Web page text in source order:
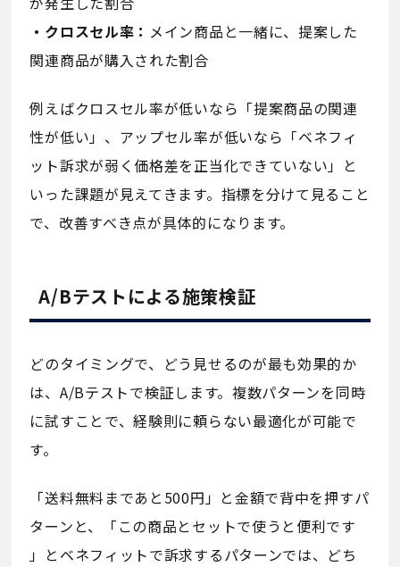
・クロスセル率： メイン商品と一緒に、提案した
関連商品が購入された割合
例えばクロスセル率が低いなら「提案商品の関連
性が低い」、アップセル率が低いなら「ベネフィ
ット訴求が弱く価格差を正当化できていない」と
いった課題が見えてきます。指標を分けて見ること
で、改善すべき点が具体的になります。
A/Bテストによる施策検証
どのタイミングで、どう見せるのが最も効果的か
は、A/Bテストで検証します。複数パターンを同時
に試すことで、経験則に頼らない最適化が可能で
す。
「送料無料まであと500円」と金額で背中を押すパ
ターンと、「この商品とセットで使うと便利です
」とベネフィットで訴求するパターンでは、どち